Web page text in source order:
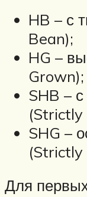
HB – с
Bean);
HG –
Grown);
SHB –
(Strictly
SHG –
(Strictly
Для